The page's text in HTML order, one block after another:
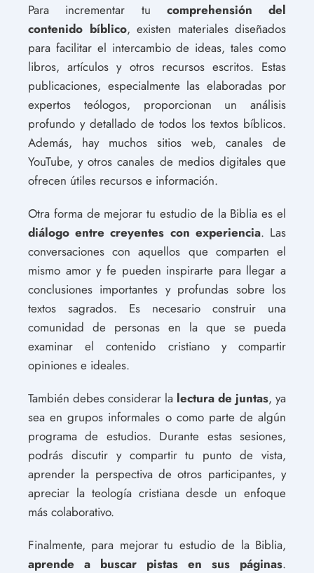
Para incrementar tu comprehensión del
contenido bíblico, existen materiales diseñados
para facilitar el intercambio de ideas, tales como
libros, artículos y otros recursos escritos. Estas
publicaciones, especialmente las elaboradas por
expertos teólogos, proporcionan un análisis
profundo y detallado de todos los textos bíblicos.
Además, hay muchos sitios web, canales de
YouTube, y otros canales de medios digitales que
ofrecen útiles recursos e información.
Otra forma de mejorar tu estudio de la Biblia es el
diálogo entre creyentes con experiencia. Las
conversaciones con aquellos que comparten el
mismo amor y fe pueden inspirarte para llegar a
conclusiones importantes y profundas sobre los
textos sagrados. Es necesario construir una
comunidad de personas en la que se pueda
examinar el contenido cristiano y compartir
opiniones e ideales.
También debes considerar la lectura de juntas, ya
sea en grupos informales o como parte de algún
programa de estudios. Durante estas sesiones,
podrás discutir y compartir tu punto de vista,
aprender la perspectiva de otros participantes, y
apreciar la teología cristiana desde un enfoque
más colaborativo.
Finalmente, para mejorar tu estudio de la Biblia,
aprende a buscar pistas en sus páginas.